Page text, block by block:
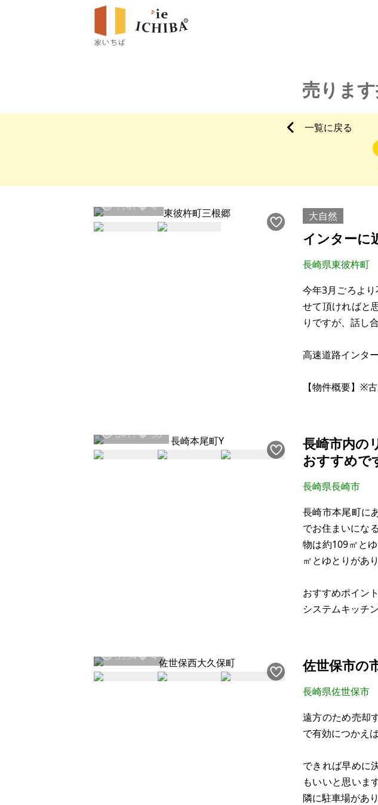
売りま
一覧に戻る
1141 4
大自然
インターに
長崎県東彼杵町
今年3月ごろよ
せて頂ければと
りですが、話し
高速道路インタ
【物件概要】※
建物：2階建
構造：1階（鉄骨
現況：雨漏り そ
希望価格：900万
※現状有姿、お
8411 58
長崎市内の
おすすめで
長崎県長崎市
長崎市本尾町に
でお住まいにな
物は約109㎡と
㎡とゆとりがあ
おすすめポイン
システムキッチ
残置物なし（す
和室の状態良好
エアコン1台稼働
室内はきれいに
てご検討の方へ
3994 4 佐世保市の
長崎県佐世保市
遠方のため売却
で有効につかえ
できれば早めに
もいいと思いま
隣に駐車場があり